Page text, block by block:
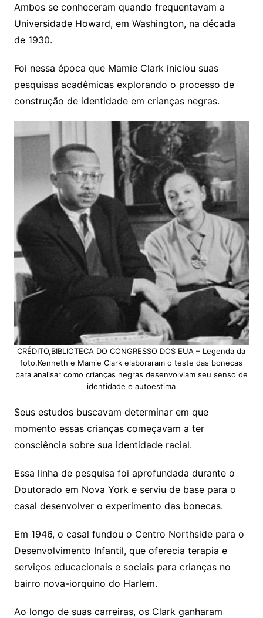
Ambos se conheceram quando frequentavam a
Universidade Howard, em Washington, na década
de 1930.
Foi nessa época que Mamie Clark iniciou suas
pesquisas acadêmicas explorando o processo de
construção de identidade em crianças negras.
CRÉDITO,BIBLIOTECA DO CONGRESSO DOS EUA – Legenda da
foto,Kenneth e Mamie Clark elaboraram o teste das bonecas
para analisar como crianças negras desenvolviam seu senso de
identidade e autoestima
Seus estudos buscavam determinar em que
momento essas crianças começavam a ter
consciência sobre sua identidade racial.
Essa linha de pesquisa foi aprofundada durante o
Doutorado em Nova York e serviu de base para o
casal desenvolver o experimento das bonecas.
Em 1946, o casal fundou o Centro Northside para o
Desenvolvimento Infantil, que oferecia terapia e
serviços educacionais e sociais para crianças no
bairro nova-iorquino do Harlem.
Ao longo de suas carreiras, os Clark ganharam